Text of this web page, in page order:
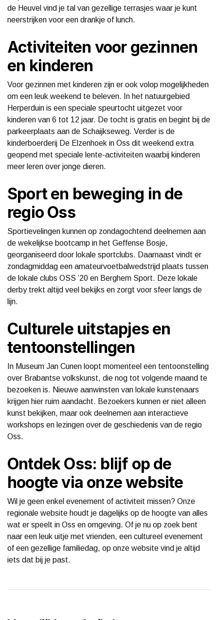
de Heuvel vind je tal van gezellige terrasjes waar je kunt
neerstrijken voor een drankje of lunch.
Activiteiten voor gezinnen
en kinderen
Voor gezinnen met kinderen zijn er ook volop mogelijkheden
om een leuk weekend te beleven. In het natuurgebied
Herperduin is een speciale speurtocht uitgezet voor
kinderen van 6 tot 12 jaar. De tocht is gratis en begint bij de
parkeerplaats aan de Schaijkseweg. Verder is de
kinderboerderij De Elzenhoek in Oss dit weekend extra
geopend met speciale lente-activiteiten waarbij kinderen
meer leren over jonge dieren.
Sport en beweging in de
regio Oss
Sportievelingen kunnen op zondagochtend deelnemen aan
de wekelijkse bootcamp in het Geffense Bosje,
georganiseerd door lokale sportclubs. Daarnaast vindt er
zondagmiddag een amateurvoetbalwedstrijd plaats tussen
de lokale clubs OSS ’20 en Berghem Sport. Deze lokale
derby trekt altijd veel bekijks en zorgt voor sfeer langs de
lijn.
Culturele uitstapjes en
tentoonstellingen
In Museum Jan Cunen loopt momenteel een tentoonstelling
over Brabantse volkskunst, die nog tot volgende maand te
bezoeken is. Nieuwe aanwinsten van lokale kunstenaars
krijgen hier ruim aandacht. Bezoekers kunnen er niet alleen
kunst bekijken, maar ook deelnemen aan interactieve
workshops en lezingen over de geschiedenis van de regio
Oss.
Ontdek Oss: blijf op de
hoogte via onze website
Wil je geen enkel evenement of activiteit missen? Onze
regionale website houdt je dagelijks op de hoogte van alles
wat er speelt in Oss en omgeving. Of je nu op zoek bent
naar een leuk uitje met vrienden, een cultureel evenement
of een gezellige familiedag, op onze website vind je altijd
iets dat bij je past.